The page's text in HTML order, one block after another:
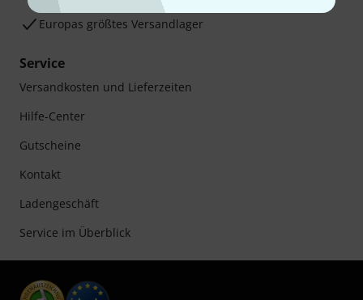
Europas größtes Versandlager
Service
Versandkosten und Lieferzeiten
Hilfe-Center
Gutscheine
Kontakt
Ladengeschäft
Service im Überblick